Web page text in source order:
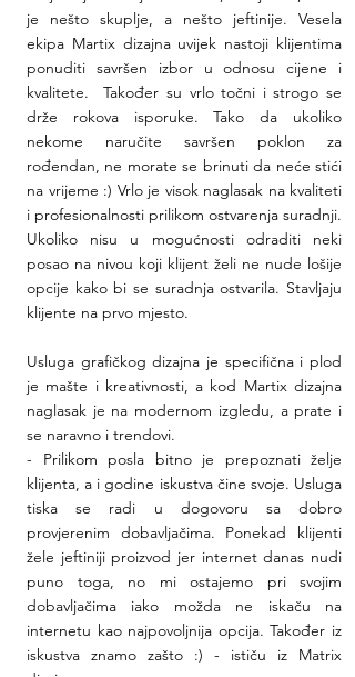
je nešto skuplje, a nešto jeftinije. Vesela
ekipa Martix dizajna uvijek nastoji klijentima
ponuditi savršen izbor u odnosu cijene i
kvalitete.  Također su vrlo točni i strogo se
drže rokova isporuke. Tako da ukoliko
nekome naručite savršen poklon za
rođendan, ne morate se brinuti da neće stići
na vrijeme :) Vrlo je visok naglasak na kvaliteti
i profesionalnosti prilikom ostvarenja suradnji.
Ukoliko nisu u mogućnosti odraditi neki
posao na nivou koji klijent želi ne nude lošije
opcije kako bi se suradnja ostvarila. Stavljaju
klijente na prvo mjesto.
Usluga grafičkog dizajna je specifična i plod
je mašte i kreativnosti, a kod Martix dizajna
naglasak je na modernom izgledu, a prate i
se naravno i trendovi.
- Prilikom posla bitno je prepoznati želje
klijenta, a i godine iskustva čine svoje. Usluga
tiska se radi u dogovoru sa dobro
provjerenim dobavljačima. Ponekad klijenti
žele jeftiniji proizvod jer internet danas nudi
puno toga, no mi ostajemo pri svojim
dobavljačima iako možda ne iskaču na
internetu kao najpovoljnija opcija. Također iz
iskustva znamo zašto :) - ističu iz Matrix